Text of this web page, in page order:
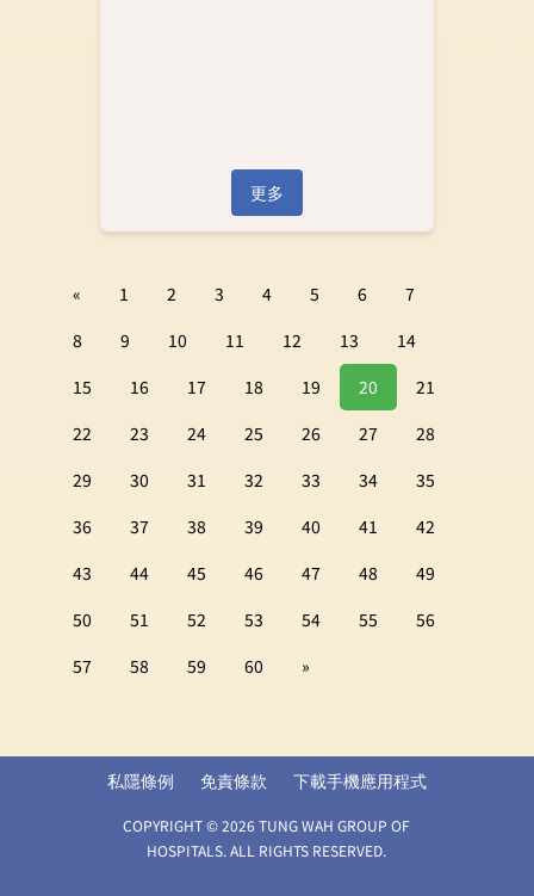
更多
« 1 2 3 4 5 6
7
8
9 10 11 12 13
14
15
16 17 18 19 20
21
22
23 24 25 26 27
28
29
30 31 32 33 34
35
36
37 38 39 40 41
42
43
44 45 46 47 48
49
50
51 52 53 54 55
56
57
58 59 60 »
私隱條例 免責條款 下載手機應用程式
COPYRIGHT © 2026 TUNG WAH GROUP OF
HOSPITALS. ALL RIGHTS RESERVED.